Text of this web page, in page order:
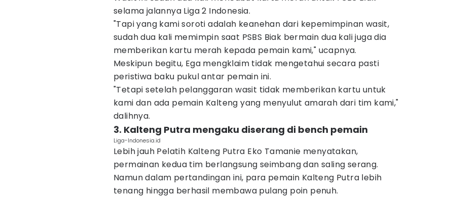
selama jalannya Liga 2 Indonesia.
"Tapi yang kami soroti adalah keanehan dari kepemimpinan wasit,
sudah dua kali memimpin saat PSBS Biak bermain dua kali juga dia
memberikan kartu merah kepada pemain kami," ucapnya.
Meskipun begitu, Ega mengklaim tidak mengetahui secara pasti
peristiwa baku pukul antar pemain ini.
"Tetapi setelah pelanggaran wasit tidak memberikan kartu untuk
kami dan ada pemain Kalteng yang menyulut amarah dari tim kami,"
dalihnya.
3. Kalteng Putra mengaku diserang di bench pemain
Liga-Indonesia.id
Lebih jauh Pelatih Kalteng Putra Eko Tamanie menyatakan,
permainan kedua tim berlangsung seimbang dan saling serang.
Namun dalam pertandingan ini, para pemain Kalteng Putra lebih
tenang hingga berhasil membawa pulang poin penuh.